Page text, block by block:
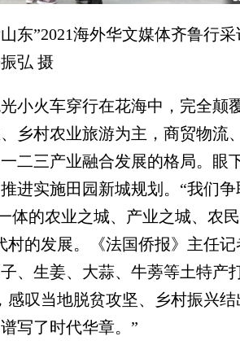
海外华文媒体齐鲁行采
弘 摄
火车穿行在花海中，完全颠
乡村农业旅游为主，商贸物流
二三产业融合发展的格局。眼
进实施田园新城规划。“我们
体的农业之城、产业之城、农
村的发展。《法国侨报》主任
、生姜、大蒜、牛蒡等土特产
感叹当地脱贫攻坚、乡村振兴
写了时代华章。”